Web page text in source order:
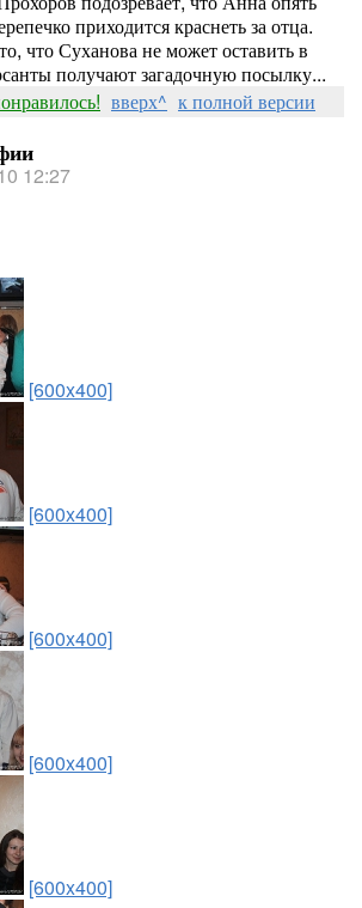
приходится краснеть за отца.
что Суханова не может оставить в
получают загадочную посылку...
вверх^ к полной версии
12:27
[600x400]
[600x400]
[600x400]
[600x400]
[600x400]